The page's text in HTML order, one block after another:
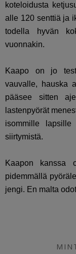
koteloidusta
alle 120 senttiä ja
todella hyvän
vuonnakin.
Kaapo on jo
vauvalle, hauska
pääsee sitten
lastenpyörät
isommille
siirtymistä.
Kaapon kanssa
pidemmällä
jengi. En malta